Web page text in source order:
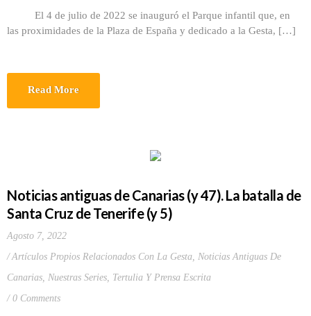
El 4 de julio de 2022 se inauguró el Parque infantil que, en
las proximidades de la Plaza de España y dedicado a la Gesta, […]
Read More
Noticias antiguas de Canarias (y 47). La batalla de
Santa Cruz de Tenerife (y 5)
Agosto 7, 2022
Artículos Propios Relacionados Con La Gesta, Noticias Antiguas De
Canarias, Nuestras Series, Tertulia Y Prensa Escrita
0 Comments